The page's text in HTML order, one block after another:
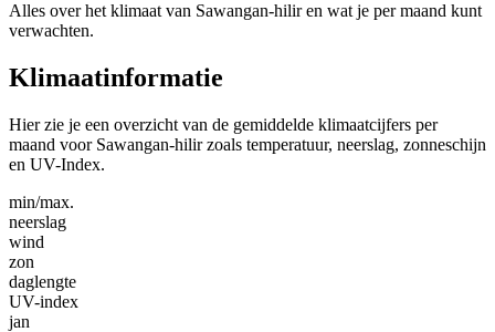
Alles over het klimaat van Sawangan-hilir en wat je per maand kunt
verwachten.
Klimaatinformatie
Hier zie je een overzicht van de gemiddelde klimaatcijfers per
maand voor Sawangan-hilir zoals temperatuur, neerslag, zonneschijn
en UV-Index.
min/max.
neerslag
wind
zon
daglengte
UV-index
jan